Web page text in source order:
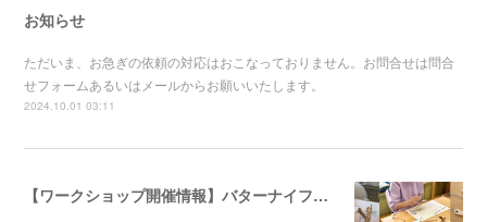
お知らせ
ただいま、お急ぎの依頼の対応はおこなっておりません。お問合せは問合
せフォームあるいはメールからお願いいたします。
2024.10.01 03:11
【ワークショップ開催情報】バターナイフづくりWSページ追加